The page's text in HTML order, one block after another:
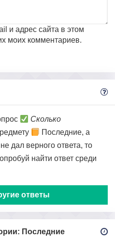
и адрес сайта в этом
моих комментариев.
Сколько
Последние, а
дал верного ответа, то
найти ответ среди
ответы
Последние